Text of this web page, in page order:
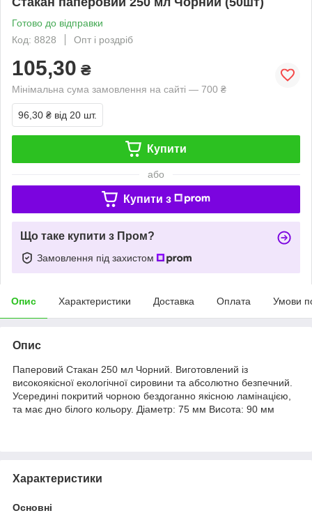
Готово до відправки
Код: 8828
Опт і роздріб
105,30 ₴
Мінімальна сума замовлення на сайті — 700 ₴
96,30 ₴ від 20 шт.
Купити
або
Купити з
Що таке купити з Пром?
Замовлення під захистом
Опис Характеристики Доставка Оплата Умови
Опис
Паперовий Стакан 250 мл Чорний. Виготовлений із
високоякісної екологічної сировини та абсолютно безпечний.
Усередині покритий чорною бездоганно якісною ламінацією,
та має дно білого кольору. Діаметр: 75 мм Висота: 90 мм
Характеристики
Основні